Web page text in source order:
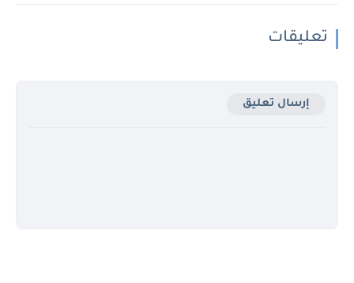
تعليقات
إرسال تعليق